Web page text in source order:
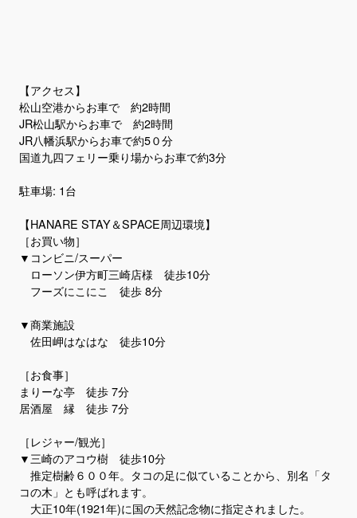
【アクセス】
松山空港からお車で 約2時間
JR松山駅からお車で 約2時間
JR八幡浜駅からお車で約5０分
国道九四フェリー乗り場からお車で約3分
駐車場: 1台
【​HANARE STAY＆SPACE周辺環境】
［お買い物］
▼コンビニ/スーパー
ローソン伊方町三崎店様 徒歩10分
フーズにこにこ 徒歩 8分
▼商業施設
佐田岬はなはな 徒歩10分
［お食事］
まりーな亭 徒歩 7分
居酒屋 縁 徒歩 7分
［レジャー/観光］
▼三崎のアコウ樹 徒歩10分
推定樹齢６００年。タコの足に似ていることから、別名「タ
コの木」とも呼ばれます。
大正10年(1921年)に国の天然記念物に指定されました。